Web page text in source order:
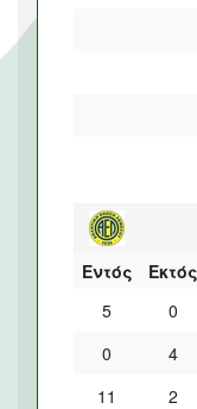
Εντός Εκτός
5
0
0
4
11
2